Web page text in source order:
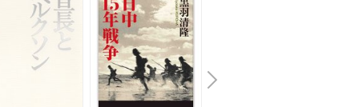
N
e
x
t